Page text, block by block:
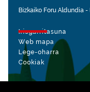
Bizkaiko Foru Aldundia -
Irisgarritasuna
Web mapa
Lege-oharra
Cookiak